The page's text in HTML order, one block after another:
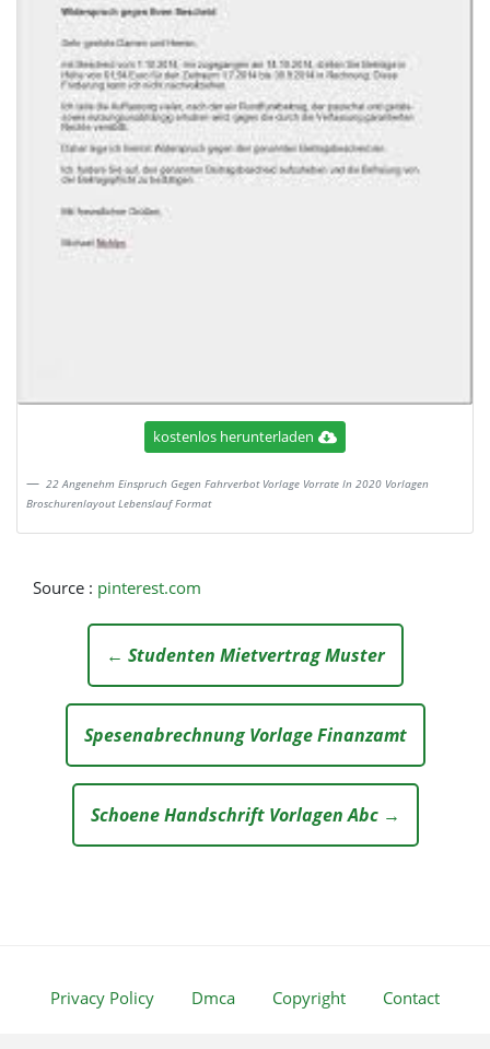
kostenlos herunterladen
22 Angenehm Einspruch Gegen Fahrverbot Vorlage Vorrate In 2020 Vorlagen
Broschurenlayout Lebenslauf Format
Source : pinterest.com
← Studenten Mietvertrag Muster
Spesenabrechnung Vorlage Finanzamt
Schoene Handschrift Vorlagen Abc →
Privacy Policy Dmca Copyright Contact